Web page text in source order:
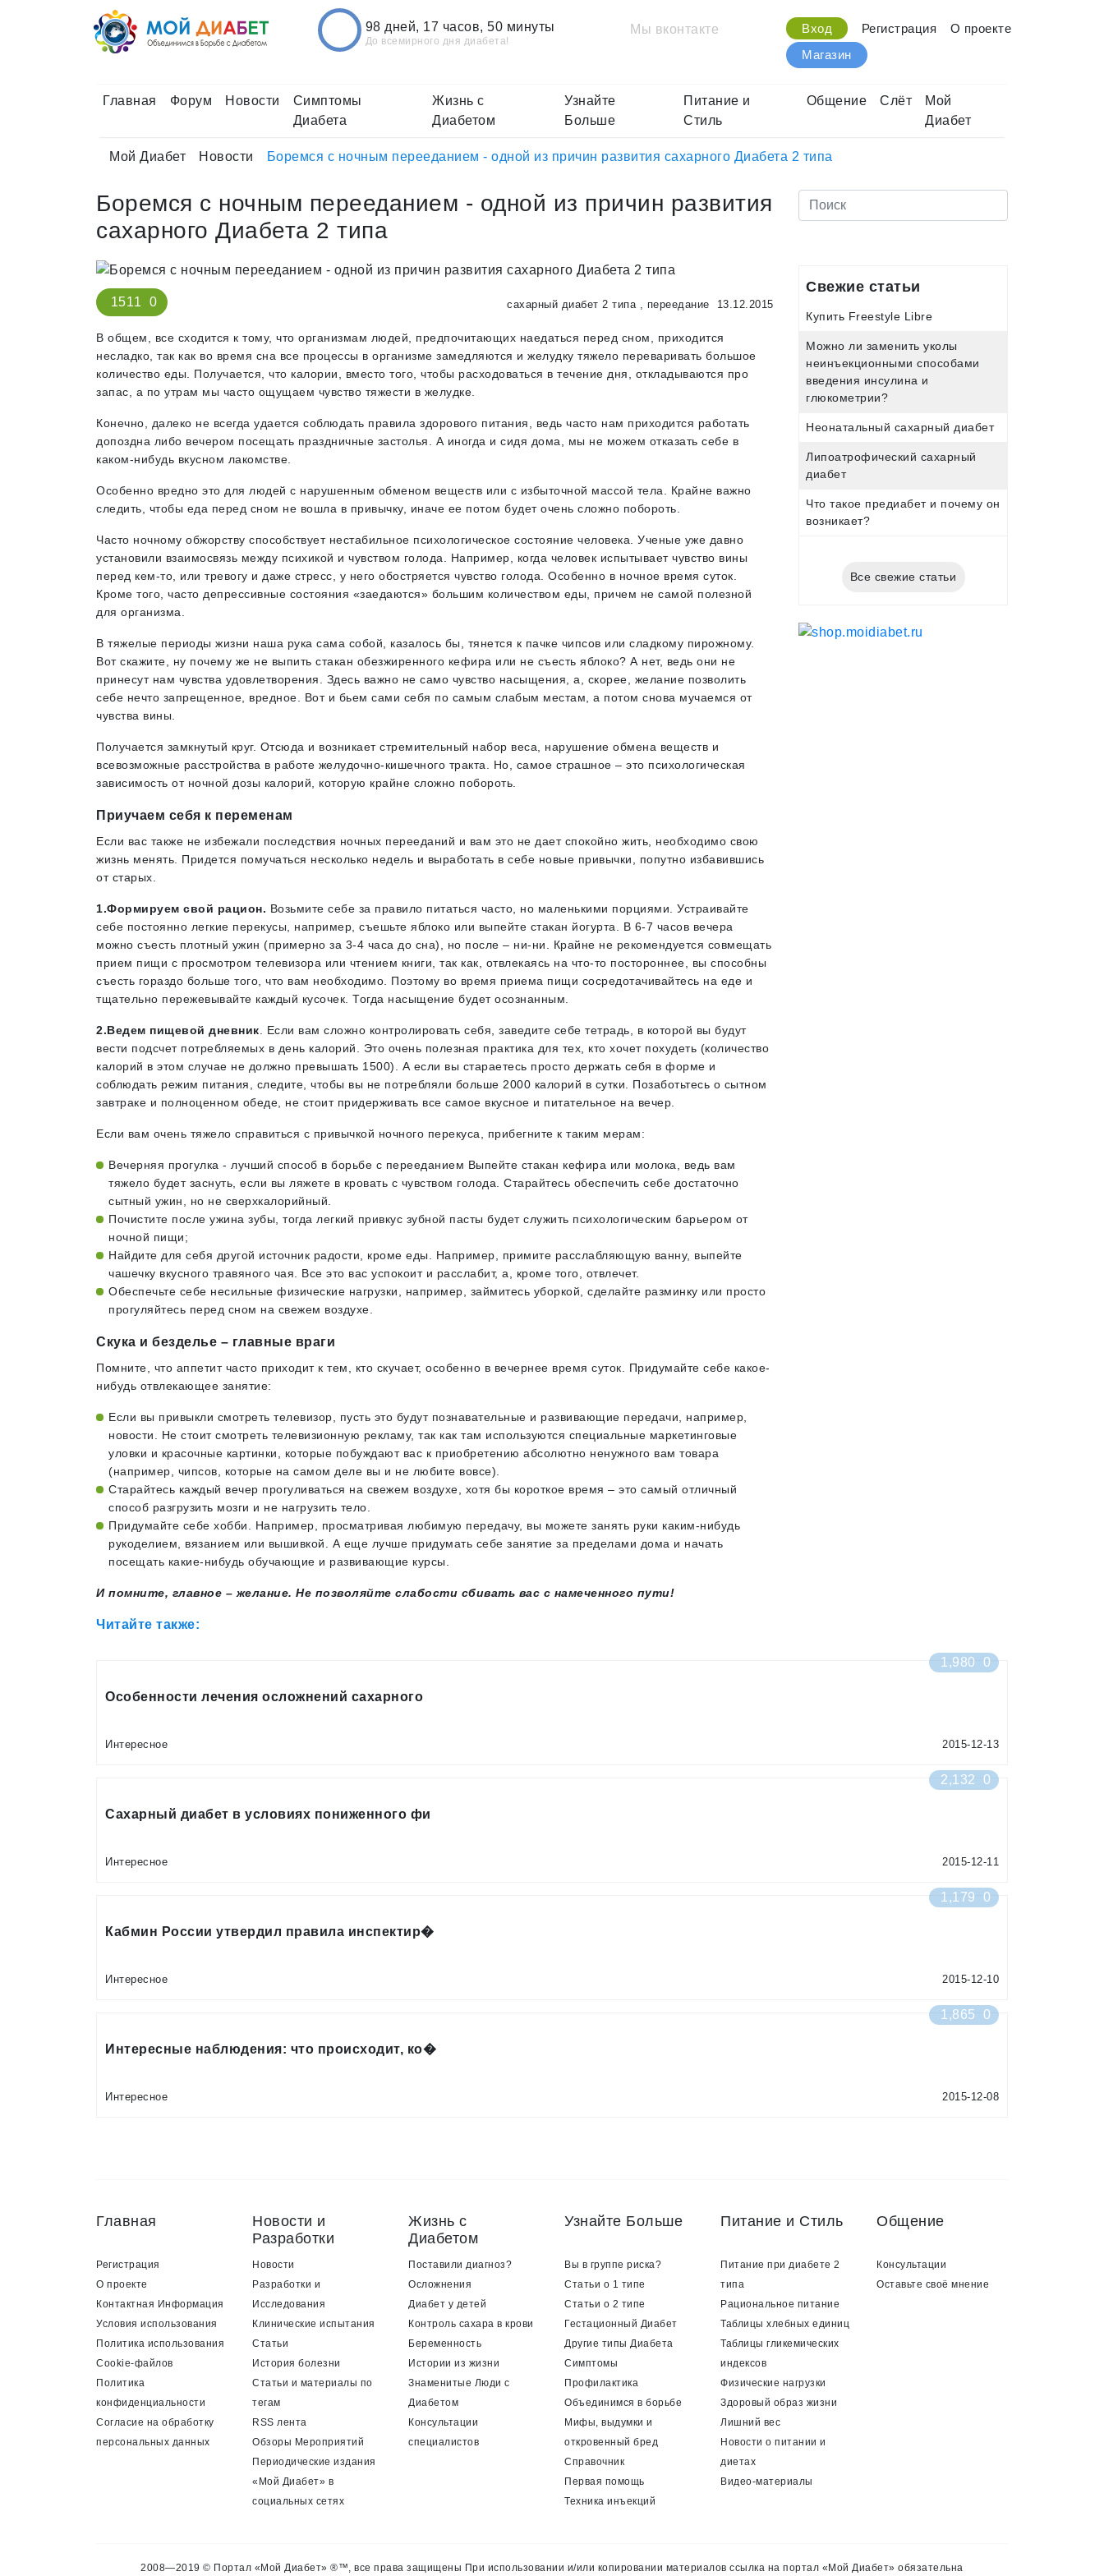
98 дней, 17 часов, 50 минуты
До всемирного дня диабета!
Мы вконтакте Вход Регистрация
О проекте
Магазин
Главная Форум Новости
Симптомы
Диабета
Жизнь с
Диабетом
Узнайте
Больше
Питание и
Стиль
Общение Слёт
Мой
Диабет
Мой Диабет Новости Боремся с ночным перееданием - одной из причин развития сахарного Диабета 2 типа
Боремся с ночным перееданием - одной из причин развития
сахарного Диабета 2 типа
1511 0 сахарный диабет 2 типа, переедание 13.12.2015
В общем, все сходится к тому, что организмам людей, предпочитающих наедаться перед сном, приходится
несладко, так как во время сна все процессы в организме замедляются и желудку тяжело переваривать большое
количество еды. Получается, что калории, вместо того, чтобы расходоваться в течение дня, откладываются про
запас, а по утрам мы часто ощущаем чувство тяжести в желудке.
Конечно, далеко не всегда удается соблюдать правила здорового питания, ведь часто нам приходится работать
допоздна либо вечером посещать праздничные застолья. А иногда и сидя дома, мы не можем отказать себе в
каком-нибудь вкусном лакомстве.
Особенно вредно это для людей с нарушенным обменом веществ или с избыточной массой тела. Крайне важно
следить, чтобы еда перед сном не вошла в привычку, иначе ее потом будет очень сложно побороть.
Часто ночному обжорству способствует нестабильное психологическое состояние человека. Ученые уже давно
установили взаимосвязь между психикой и чувством голода. Например, когда человек испытывает чувство вины
перед кем-то, или тревогу и даже стресс, у него обостряется чувство голода. Особенно в ночное время суток.
Кроме того, часто депрессивные состояния «заедаются» большим количеством еды, причем не самой полезной
для организма.
В тяжелые периоды жизни наша рука сама собой, казалось бы, тянется к пачке чипсов или сладкому пирожному.
Вот скажите, ну почему же не выпить стакан обезжиренного кефира или не съесть яблоко? А нет, ведь они не
принесут нам чувства удовлетворения. Здесь важно не само чувство насыщения, а, скорее, желание позволить
себе нечто запрещенное, вредное. Вот и бьем сами себя по самым слабым местам, а потом снова мучаемся от
чувства вины.
Получается замкнутый круг. Отсюда и возникает стремительный набор веса, нарушение обмена веществ и
всевозможные расстройства в работе желудочно-кишечного тракта. Но, самое страшное – это психологическая
зависимость от ночной дозы калорий, которую крайне сложно побороть.
Приучаем себя к переменам
Если вас также не избежали последствия ночных перееданий и вам это не дает спокойно жить, необходимо свою
жизнь менять. Придется помучаться несколько недель и выработать в себе новые привычки, попутно избавившись
от старых.
1.Формируем свой рацион. Возьмите себе за правило питаться часто, но маленькими порциями. Устраивайте
себе постоянно легкие перекусы, например, съешьте яблоко или выпейте стакан йогурта. В 6-7 часов вечера
можно съесть плотный ужин (примерно за 3-4 часа до сна), но после – ни-ни. Крайне не рекомендуется совмещать
прием пищи с просмотром телевизора или чтением книги, так как, отвлекаясь на что-то постороннее, вы способны
съесть гораздо больше того, что вам необходимо. Поэтому во время приема пищи сосредотачивайтесь на еде и
тщательно пережевывайте каждый кусочек. Тогда насыщение будет осознанным.
2.Ведем пищевой дневник . Если вам сложно контролировать себя, заведите себе тетрадь, в которой вы будут
вести подсчет потребляемых в день калорий. Это очень полезная практика для тех, кто хочет похудеть (количество
калорий в этом случае не должно превышать 1500). А если вы стараетесь просто держать себя в форме и
соблюдать режим питания, следите, чтобы вы не потребляли больше 2000 калорий в сутки. Позаботьтесь о сытном
завтраке и полноценном обеде, не стоит придерживать все самое вкусное и питательное на вечер.
Если вам очень тяжело справиться с привычкой ночного перекуса, прибегните к таким мерам:
Вечерняя прогулка - лучший способ в борьбе с перееданием Выпейте стакан кефира или молока, ведь вам
тяжело будет заснуть, если вы ляжете в кровать с чувством голода. Старайтесь обеспечить себе достаточно
сытный ужин, но не сверхкалорийный.
Почистите после ужина зубы, тогда легкий привкус зубной пасты будет служить психологическим барьером от
ночной пищи;
Найдите для себя другой источник радости, кроме еды. Например, примите расслабляющую ванну, выпейте
чашечку вкусного травяного чая. Все это вас успокоит и расслабит, а, кроме того, отвлечет.
Обеспечьте себе несильные физические нагрузки, например, займитесь уборкой, сделайте разминку или просто
прогуляйтесь перед сном на свежем воздухе.
Скука и безделье – главные враги
Помните, что аппетит часто приходит к тем, кто скучает, особенно в вечернее время суток. Придумайте себе какое-
нибудь отвлекающее занятие:
Если вы привыкли смотреть телевизор, пусть это будут познавательные и развивающие передачи, например,
новости. Не стоит смотреть телевизионную рекламу, так как там используются специальные маркетинговые
уловки и красочные картинки, которые побуждают вас к приобретению абсолютно ненужного вам товара
(например, чипсов, которые на самом деле вы и не любите вовсе).
Старайтесь каждый вечер прогуливаться на свежем воздухе, хотя бы короткое время – это самый отличный
способ разгрузить мозги и не нагрузить тело.
Придумайте себе хобби. Например, просматривая любимую передачу, вы можете занять руки каким-нибудь
рукоделием, вязанием или вышивкой. А еще лучше придумать себе занятие за пределами дома и начать
посещать какие-нибудь обучающие и развивающие курсы.
И помните, главное – желание. Не позволяйте слабости сбивать вас с намеченного пути!
Свежие статьи
Купить Freestyle Libre
Можно ли заменить уколы
неинъекционными способами
введения инсулина и
глюкометрии?
Неонатальный сахарный диабет
Липоатрофический сахарный
диабет
Что такое предиабет и почему он
возникает?
Все свежие статьи
Читайте также:
1,980 0
Особенности лечения осложнений сахарного
Интересное 2015-12-13
2,132 0
Сахарный диабет в условиях пониженного фи
Интересное 2015-12-11
1,179 0
Кабмин России утвердил правила инспектир�
Интересное 2015-12-10
1,865 0
Интересные наблюдения: что происходит, ко�
Интересное 2015-12-08
Главная
Регистрация
О проекте
Контактная Информация
Условия использования
Политика использования
Cookie-файлов
Политика
конфиденциальности
Согласие на обработку
персональных данных
Новости и
Разработки
Новости
Разработки и
Исследования
Клинические испытания
Статьи
История болезни
Статьи и материалы по
тегам
RSS лента
Обзоры Мероприятий
Периодические издания
«Мой Диабет» в
социальных сетях
Жизнь с
Диабетом
Поставили диагноз?
Осложнения
Диабет у детей
Контроль сахара в крови
Беременность
Истории из жизни
Знаменитые Люди с
Диабетом
Консультации
специалистов
Узнайте Больше
Вы в группе риска?
Статьи о 1 типе
Статьи о 2 типе
Гестационный Диабет
Другие типы Диабета
Симптомы
Профилактика
Объединимся в борьбе
Мифы, выдумки и
откровенный бред
Справочник
Первая помощь
Техника инъекций
Питание и Стиль
Питание при диабете 2
типа
Рациональное питание
Таблицы хлебных единиц
Таблицы гликемических
индексов
Физические нагрузки
Здоровый образ жизни
Лишний вес
Новости о питании и
диетах
Видео-материалы
Общение
Консультации
Оставьте своё мнение
2008—2019 © Портал «Мой Диабет» ®™, все права защищены При использовании и/или копировании материалов ссылка на портал «Мой Диабет» обязательна